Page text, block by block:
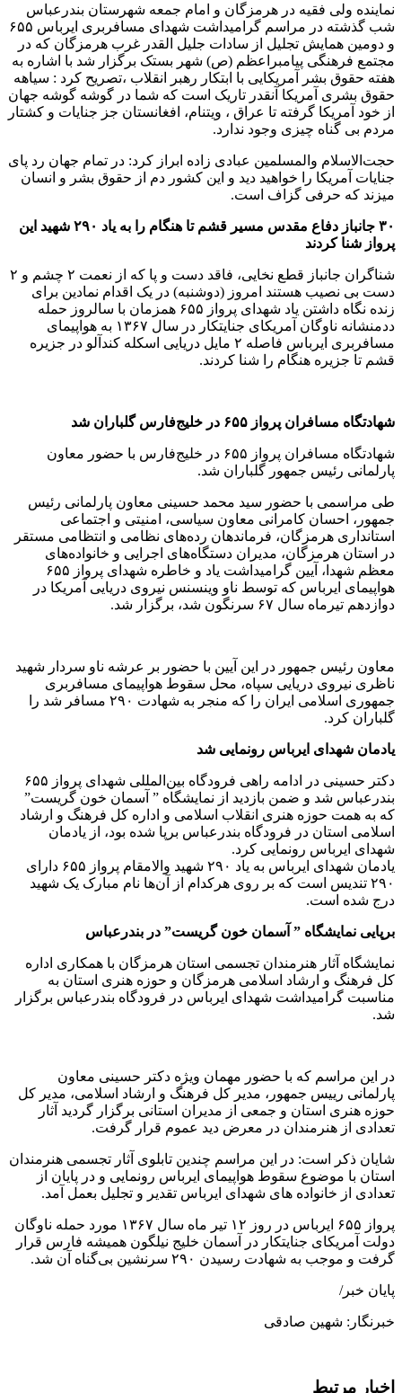
نماینده ولی فقیه در هرمزگان و امام جمعه شهرستان بندرعباس
شب گذشته در مراسم گرامیداشت شهدای مسافربری ایرباس ۶۵۵
و دومین همایش تجلیل از سادات جلیل القدر غرب هرمزگان که در
مجتمع فرهنگی پیامبراعظم (ص) شهر بستک برگزار شد با اشاره به
هفته حقوق بشر آمریکایی با ابتکار رهبر انقلاب ،تصریح کرد : سیاهه
حقوق بشری آمریکا آنقدر تاریک است که شما در گوشه گوشه جهان
از خود آمریکا گرفته تا عراق ، ویتنام، افغانستان جز جنایات و کشتار
مردم بی گناه چیزی وجود ندارد.
حجت‌الاسلام والمسلمین عبادی زاده ابراز کرد: در تمام جهان رد پای
جنایات آمریکا را خواهید دید و این کشور دم از حقوق بشر و انسان
میزند که حرفی گزاف است.
۳۰ جانباز دفاع مقدس مسیر قشم تا هنگام را به یاد ۲۹۰ شهید این
پرواز شنا کردند
شناگران جانباز قطع نخایی، فاقد دست و پا که از نعمت ۲ چشم و ۲
دست بی نصیب هستند امروز (دوشنبه) در یک اقدام نمادین برای
زنده نگاه داشتن یاد شهدای پرواز ۶۵۵ همزمان با سالروز حمله
ددمنشانه ناوگان آمریکای جنایتکار در سال ۱۳۶۷ به هواپیمای
مسافربری ایرباس فاصله ۲ مایل دریایی اسکله کندآلو در جزیره
قشم تا جزیره هنگام را شنا کردند.
شهادتگاه مسافران پرواز ۶۵۵ در خلیج‌فارس گلباران شد
شهادتگاه مسافران پرواز ۶۵۵ در خلیج‌فارس با حضور معاون
پارلمانی رئیس جمهور گلباران شد.
طی مراسمی با حضور سید محمد حسینی معاون پارلمانی رئیس
جمهور، احسان کامرانی معاون سیاسی، امنیتی و اجتماعی
استانداری هرمزگان، فرماندهان رده‌های نظامی و انتظامی مستقر
در استان هرمزگان، مدیران دستگاه‌های اجرایی و خانواده‌های
معظم شهدا، آیین گرامیداشت یاد و خاطره شهدای پرواز ۶۵۵
هواپیمای ایرباس که توسط ناو وینسنس نیروی دریایی آمریکا در
دوازدهم تیرماه سال ۶۷ سرنگون شد، برگزار شد.
معاون رئیس جمهور در این آیین با حضور بر عرشه ناو سردار شهید
ناظری نیروی دریایی سپاه، محل سقوط هواپیمای مسافربری
جمهوری اسلامی ایران را که منجر به شهادت ۲۹۰ مسافر شد را
گلباران کرد.
یادمان شهدای ایرباس رونمایی شد
دکتر حسینی در ادامه‌ راهی فرودگاه بین‌المللی شهدای پرواز ۶۵۵
بندرعباس شد و ضمن بازدید از نمایشگاه ” آسمان خون گریست”
که به همت حوزه هنری انقلاب اسلامی و اداره کل فرهنگ و ارشاد
اسلامی استان در فرودگاه بندرعباس برپا شده بود، از یادمان
شهدای ایرباس رونمایی کرد.
یادمان شهدای ایرباس به یاد ۲۹۰ شهید والامقام پرواز ۶۵۵ دارای
۲۹۰ تندیس است که بر روی هرکدام از آن‌ها نام مبارک یک شهید
درج شده است.
برپایی نمایشگاه ” آسمان خون گریست” در بندرعباس
نمایشگاه آثار هنرمندان تجسمی استان هرمزگان با همکاری اداره
کل فرهنگ و ارشاد اسلامی هرمزگان و حوزه هنری استان به
مناسبت گرامیداشت شهدای ایرباس در فرودگاه بندرعباس برگزار
شد.
در این مراسم که با حضور مهمان ویژه دکتر حسینی معاون
پارلمانی رییس جمهور، مدیر کل فرهنگ و ارشاد اسلامی، مدیر کل
حوزه هنری استان و جمعی از مدیران استانی برگزار گردید آثار
تعدادی از هنرمندان در معرض دید عموم قرار گرفت.
شایان ذکر است: در این مراسم چندین تابلوی آثار تجسمی هنرمندان
استان با موضوع سقوط هواپیمای ایرباس رونمایی و در پایان از
تعدادی از خانواده های شهدای ایرباس تقدیر و تجلیل بعمل آمد.
پرواز ۶۵۵ ایرباس در روز ۱۲ تیر ماه سال ۱۳۶۷ مورد حمله ناوگان
دولت آمریکای جنایتکار در آسمان خلیج نیلگون همیشه فارس قرار
گرفت و موجب به شهادت رسیدن ۲۹۰ سرنشین بی‌گناه آن شد.
پایان خبر/
خبرنگار: شهین صادقی
اخبار مرتبط